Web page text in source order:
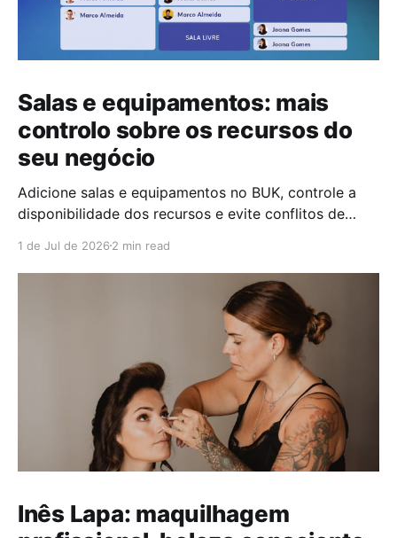
Salas e equipamentos: mais
controlo sobre os recursos do
seu negócio
Adicione salas e equipamentos no BUK, controle a
disponibilidade dos recursos e evite conflitos de
1 de Jul de 2026 2 min read
Inês Lapa: maquilhagem